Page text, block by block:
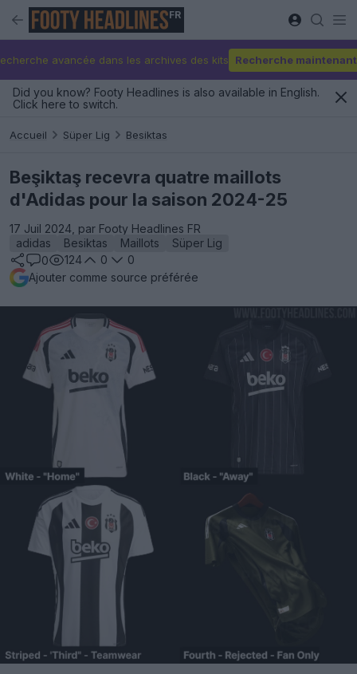
FR
avancée dans les archives des kits Recherche maintenant
Did you know? Footy Headlines is also available in English.
Click here to switch.
Accueil Süper Lig Besiktas
Beşiktaş recevra quatre maillots
d'Adidas pour la saison 2024-25
17 Juil 2024, par Footy Headlines FR
adidas
Besiktas Maillots
Süper Lig
0
124 0
0
Ajouter comme source préférée